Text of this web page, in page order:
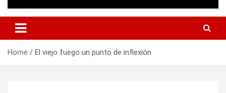
Home El viejo fuego un punto de inflexión